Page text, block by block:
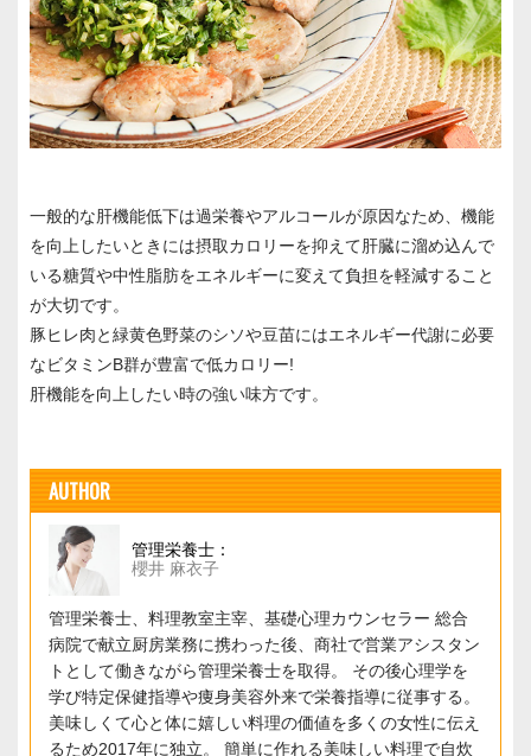
一般的な肝機能低下は過栄養やアルコールが原因なため、機能
を向上したいときには摂取カロリーを抑えて肝臓に溜め込んで
いる糖質や中性脂肪をエネルギーに変えて負担を軽減すること
が大切です。
豚ヒレ肉と緑黄色野菜のシソや豆苗にはエネルギー代謝に必要
なビタミンB群が豊富で低カロリー!
肝機能を向上したい時の強い味方です。
AUTHOR
管理栄養士：
櫻井 麻衣子
管理栄養士、料理教室主宰、基礎心理カウンセラー 総合
病院で献立厨房業務に携わった後、商社で営業アシスタン
トとして働きながら管理栄養士を取得。 その後心理学を
学び特定保健指導や痩身美容外来で栄養指導に従事する。
美味しくて心と体に嬉しい料理の価値を多くの女性に伝え
るため2017年に独立。 簡単に作れる美味しい料理で自炊